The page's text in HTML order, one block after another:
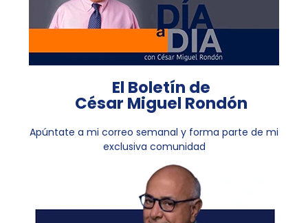
El Boletín de
César Miguel Rondón
Apúntate a mi correo semanal y forma parte de mi
exclusiva comunidad